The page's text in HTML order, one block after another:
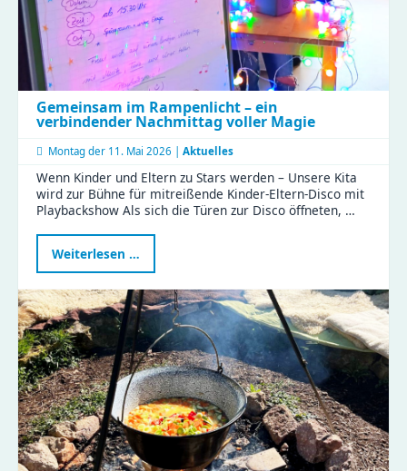
Gemeinsam im Rampenlicht – ein
verbindender Nachmittag voller Magie
Montag der 11. Mai 2026 | Aktuelles
Wenn Kinder und Eltern zu Stars werden – Unsere Kita
wird zur Bühne für mitreißende Kinder-Eltern-Disco mit
Playbackshow Als sich die Türen zur Disco öffneten, …
Weiterlesen …
im
–
ein
verbindender
Nachmittag
voller
Magie